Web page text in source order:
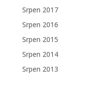
Srpen 2017
Srpen 2016
Srpen 2015
Srpen 2014
Srpen 2013